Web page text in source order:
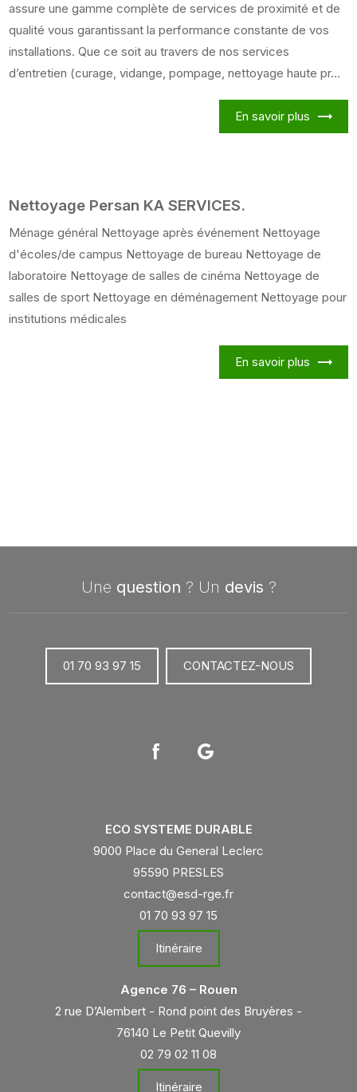
assure une gamme complète de services de proximité et de
qualité vous garantissant la performance constante de vos
installations. Que ce soit au travers de nos services
d’entretien (curage, vidange, pompage, nettoyage haute pr...
En savoir plus
Nettoyage Persan KA SERVICES.
Ménage général Nettoyage après événement Nettoyage
d'écoles/de campus Nettoyage de bureau Nettoyage de
laboratoire Nettoyage de salles de cinéma Nettoyage de
salles de sport Nettoyage en déménagement Nettoyage pour
institutions médicales
En savoir plus
Une question ? Un devis ?
01 70 93 97 15 CONTACTEZ-NOUS
ECO SYSTEME DURABLE
9000 Place du General Leclerc
95590 PRESLES
contact@esd-rge.fr
01 70 93 97 15
Itinéraire
Agence 76 – Rouen
2 rue D’Alembert - Rond point des Bruyères -
76140 Le Petit Quevilly
02 79 02 11 08
Itinéraire